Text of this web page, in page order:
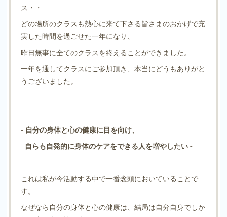
ス・・
どの場所のクラスも熱心に来て下さる皆さまのおかげで充
実した時間を過ごせた一年になり、
昨日無事に全てのクラスを終えることができました。
一年を通してクラスにご参加頂き、本当にどうもありがと
うございました。
- 自分の身体と心の健康に目を向け、
自らも自発的に身体のケアをできる人を増やしたい -
これは私が今活動する中で一番念頭においていることで
す。
なぜなら自分の身体と心の健康は、結局は自分自身でしか